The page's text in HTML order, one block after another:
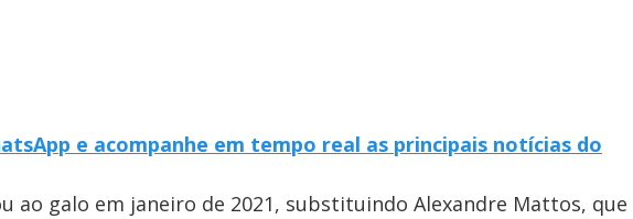
e acompanhe em tempo real as principais notícias do
ao galo em janeiro de 2021, substituindo Alexandre Mattos, que